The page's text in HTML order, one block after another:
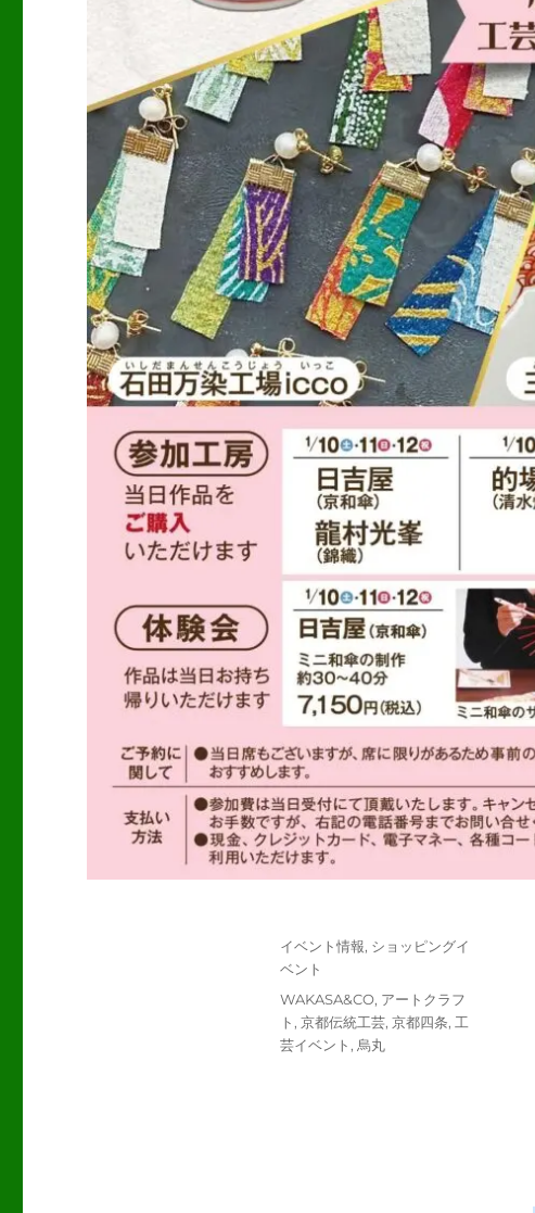
投
カ
テ
リ
ー
イベント情報, ショッピングイ
ベント
タ
グ
WAKASA&CO, アートクラフ
ト , 京都伝統工芸, 京都四条, 工
芸イベント , 烏丸